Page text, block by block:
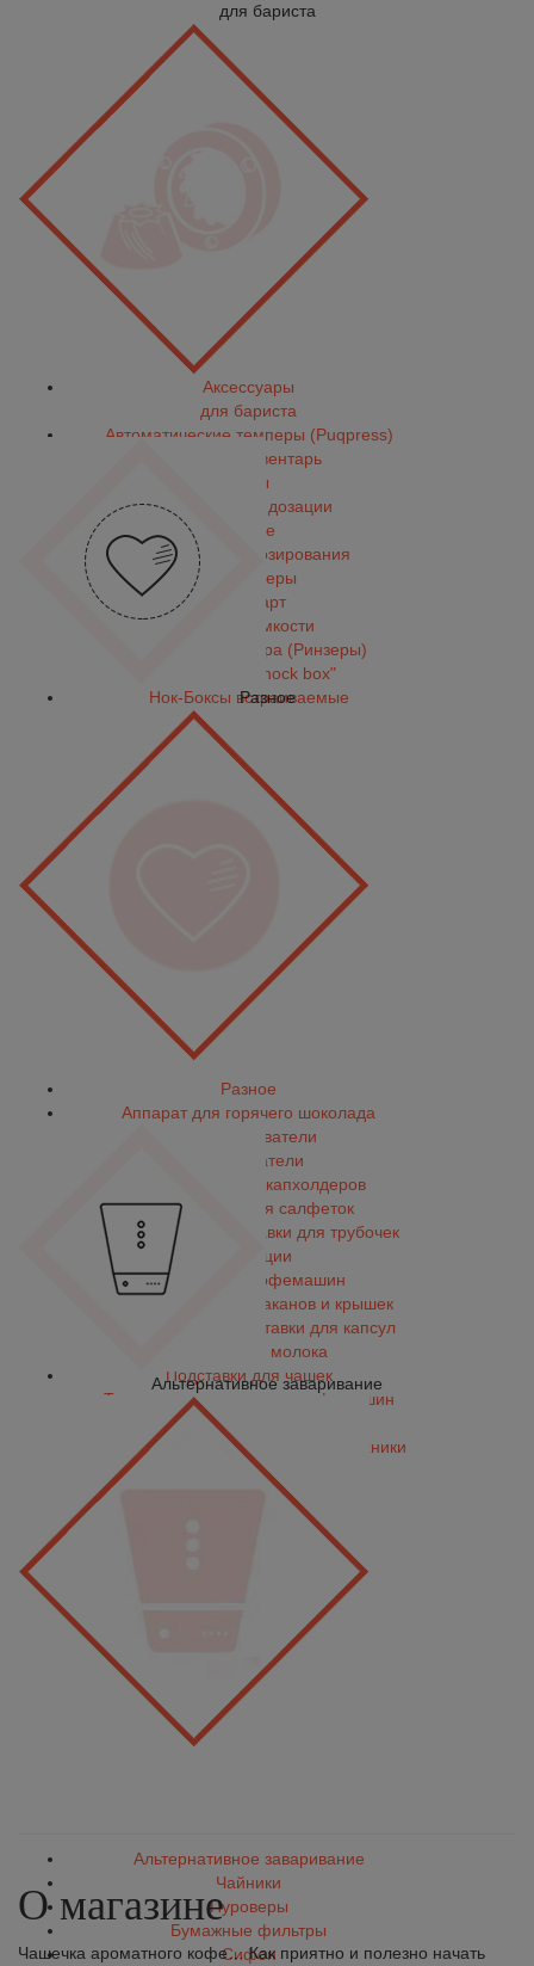
для бариста
Аксессуары
для бариста
Автоматические темперы (Puqpress)
Барный инвентарь
Весы
Воронки для дозации
Другое
Емкости для дозирования
Диспенсеры
Латте арт
Мерные емкости
Мойки для питчера (Ринзеры)
Нок-Боксы "knock box"
Нок-Боксы встраиваемые
Подставки для темпинга
Разравниватель
Темперы
Турки и джезвы
Разное
Разное
Аппарат для горячего шоколада
Водонагреватели
Вспениватели
Диспенсеры для капхолдеров
Диспенсеры для салфеток
Диспенсеры и подставки для трубочек
Доп. опции
Мебель для кофемашин
Органайзеры для стаканов и крышек
Органайзеры и подставки для капсул
Охладители молока
Подставки для чашек
Термосы для капельных кофемашин
Умягчители для воды
Комплектующие для уборочной техники
Альтернативное заваривание
Альтернативное заваривание
Чайники
Пуроверы
Бумажные фильтры
Сифон
О магазине
Чашечка ароматного кофе… Как приятно и полезно начать